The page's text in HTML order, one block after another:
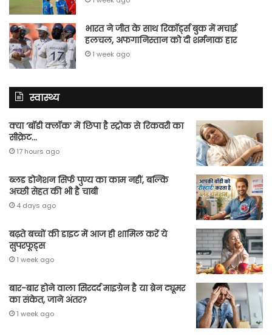
भारत ने जीत के साथ रिकॉर्ड्स बुक में मचाई
हलचल, अफगानिस्तान को दी शर्मनाक हार
1 week ago
स्वास्थ्य
क्या ‘बॉडी क्लॉक’ में छिपा है स्ट्रोक से रिकवरी का
सीक्रेट…
17 hours ago
ब्लड डोनेशन सिर्फ पुण्य का काम नहीं, बल्कि
अच्छी सेहत की भी है चाबी
4 days ago
बढ़ते बच्चों की डाइट में आज ही शामिल करें ये
सुपरफूड्स
1 week ago
बार-बार होने वाला सिरदर्द माइग्रेन है या ब्रेन ट्यूमर
का संकेत, जाने अंतर?
1 week ago